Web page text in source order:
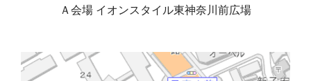
Ａ会場 イオンスタイル東神奈川前広場